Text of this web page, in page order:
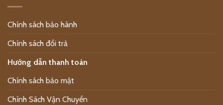
Chính sách bảo hành
Chính sách đổi trả
Hướng dẫn thanh toán
Chính sách bảo mật
Chính Sách Vận Chuyển